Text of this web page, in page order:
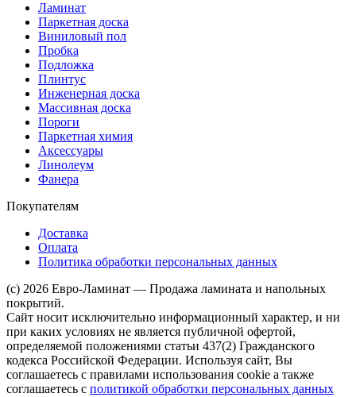
Ламинат
Паркетная доска
Виниловый пол
Пробка
Подложка
Плинтус
Инженерная доска
Массивная доска
Пороги
Паркетная химия
Аксессуары
Линолеум
Фанера
Покупателям
Доставка
Оплата
Политика обработки персональных данных
(c) 2026 Евро-Ламинат — Продажа ламината и напольных
покрытий.
Сайт носит исключительно информационный характер, и ни
при каких условиях не является публичной офертой,
определяемой положениями статьи 437(2) Гражданского
кодекса Российской Федерации. Используя сайт, Вы
соглашаетесь с правилами использования cookie а также
соглашаетесь с политикой обработки персональных данных